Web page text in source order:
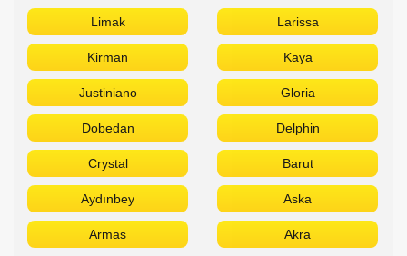
Limak Larissa
Kirman Kaya
Justiniano Gloria
Dobedan Delphin
Crystal Barut
Aydınbey Aska
Armas Akra